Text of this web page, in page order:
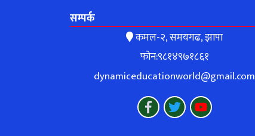
सम्पर्क
कमल-२, समयगढ, झापा
फोन:९८१४९७१८६१
dynamiceducationworld@gmail.com